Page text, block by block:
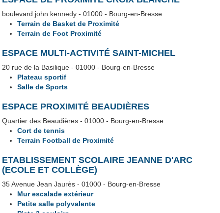
boulevard john kennedy - 01000 - Bourg-en-Bresse
Terrain de Basket de Proximité
Terrain de Foot Proximité
ESPACE MULTI-ACTIVITÉ SAINT-MICHEL
20 rue de la Basilique - 01000 - Bourg-en-Bresse
Plateau sportif
Salle de Sports
ESPACE PROXIMITÉ BEAUDIÈRES
Quartier des Beaudières - 01000 - Bourg-en-Bresse
Cort de tennis
Terrain Football de Proximité
ETABLISSEMENT SCOLAIRE JEANNE D'ARC
(ECOLE ET COLLÈGE)
35 Avenue Jean Jaurès - 01000 - Bourg-en-Bresse
Mur escalade extérieur
Petite salle polyvalente